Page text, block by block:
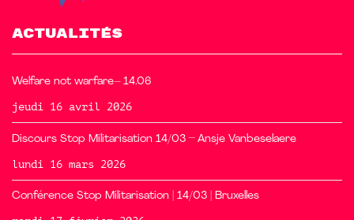
ACTUALITÉS
Welfare not warfare– 14.06
jeudi 16 avril 2026
Discours Stop Militarisation 14/03 – Ansje Vanbeselaere
lundi 16 mars 2026
Conférence Stop Militarisation | 14/03 | Bruxelles